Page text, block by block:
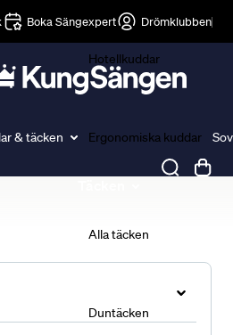
Boka Sängexpert Drömklubben
& täcken
Hotellkuddar
Ergonomiska kuddar
Alla täcken
Duntäcken